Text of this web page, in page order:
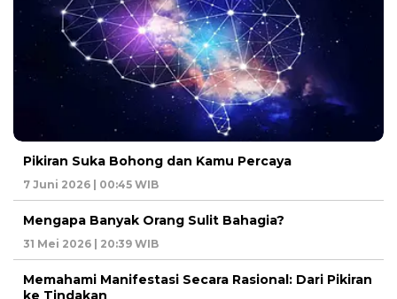
Pikiran Suka Bohong dan Kamu Percaya
7 Juni 2026 | 00:45 WIB
Mengapa Banyak Orang Sulit Bahagia?
31 Mei 2026 | 20:39 WIB
Memahami Manifestasi Secara Rasional: Dari Pikiran
ke Tindakan